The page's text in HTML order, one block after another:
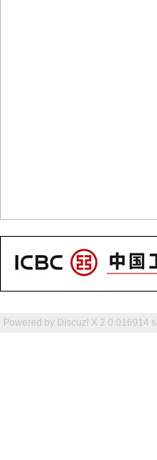
Powered by Discuz! X 2 0.016914 s